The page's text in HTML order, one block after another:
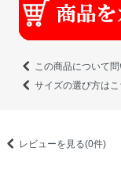
この商品について
サイズの選び方はこ
レビューを見る(0件)